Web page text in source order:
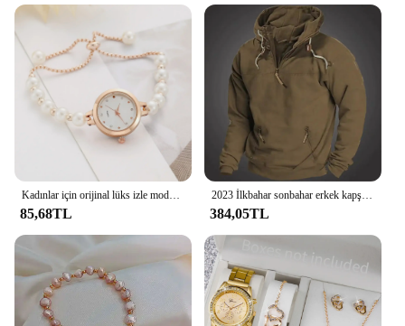
85,68TL
2023 İlkbahar sonbahar erkek kapşonlu katı Vintage kazak gençlik spor gevşek Hoodie eşofman gündelik spor giyim moda erkek ceket
384,05TL